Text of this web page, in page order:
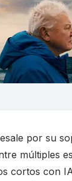
por su
múltiples
cortos con